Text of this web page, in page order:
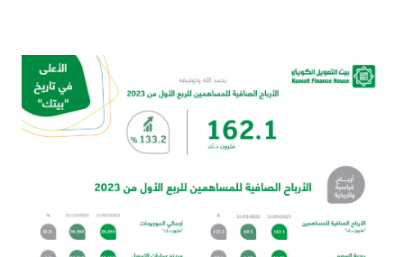
أدوات وخدمات
خدمات ما بعد البيع
اتصل بنا